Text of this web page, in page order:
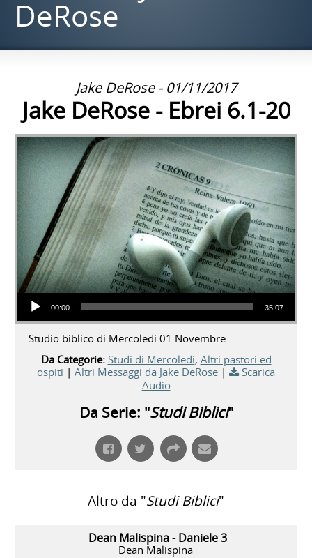
DeRose
Jake DeRose - 01/11/2017
Jake DeRose - Ebrei 6.1-20
Audio Player
00:00 35:07
Studio biblico di Mercoledi 01 Novembre
Da Categorie: Studi di Mercoledi, Altri pastori ed
ospiti | Altri Messaggi da Jake DeRose |
Scarica
Audio
Da Serie: "Studi Biblici"
Altro da "Studi Biblici"
Dean Malispina - Daniele 3
Dean Malispina